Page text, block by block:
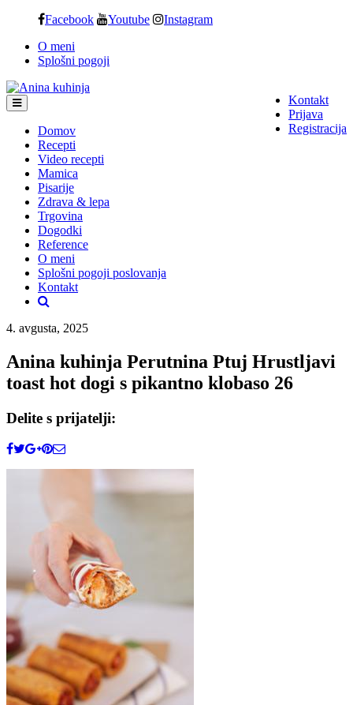
content
Facebook Youtube Instagram
O meni
Splošni pogoji
Kontakt
Prijava
Registracija
Domov
Recepti
Video recepti
Mamica
Pisarije
Zdrava & lepa
Trgovina
Dogodki
Reference
O meni
Splošni pogoji poslovanja
Kontakt
4. avgusta, 2025
Anina kuhinja Perutnina Ptuj Hrustljavi
toast hot dogi s pikantno klobaso 26
Delite s prijatelji: